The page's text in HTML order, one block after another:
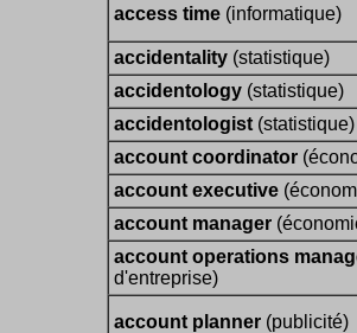
access time (informatique)
accidentality (statistique)
accidentology (statistique)
accidentologist (statistique)
account coordinator
account executive
account manager
account operations
d'entreprise)
account planner (publicité)